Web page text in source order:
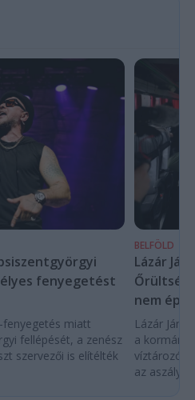
fenyegetést
fenyegetés miatt
fellépését, a zenész
szervezői is elítélték
BELFÖLD
Lázár
Őrültség
nem
Lázár
a kormány
az